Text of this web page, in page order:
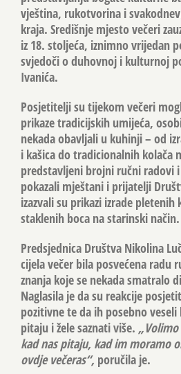
vještina, rukotvorina i
kraja. Središnje mjesto večeri
iz 18. stoljeća, iznimno vrijedan
svjedoči o duhovnoj i kulturnoj
Ivanića.
Posjetitelji su tijekom večeri
prikaze tradicijskih umijeća,
nekada obavljali u kuhinji – od
i kašica do tradicionalnih kolača
predstavljeni brojni ručni radovi
pokazali mještani i prijatelji
izazvali su prikazi izrade pletenih
staklenih boca na starinski način.
Predsjednica Društva Nikolina
cijela večer bila posvećena radu
znanja koje se nekada smatralo
Naglasila je da su reakcije
pozitivne te da ih posebno veseli
pitaju i žele saznati više.
kad nas pitaju, kad im moramo
ovdje večeras“, poručila je.